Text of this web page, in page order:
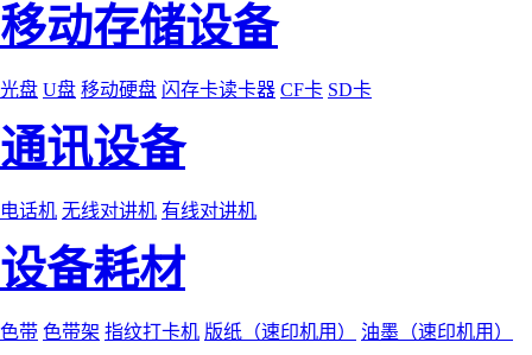
移动存储设备
光盘 U盘 移动硬盘 闪存卡读卡器 CF卡 SD卡
通讯设备
电话机 无线对讲机 有线对讲机
设备耗材
色带 色带架 指纹打卡机 版纸（速印机用） 油墨（速印机用）